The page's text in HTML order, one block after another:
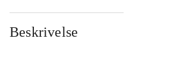
Beskrivelse